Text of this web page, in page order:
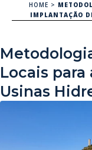
HOME >
IMPLANTAÇÃO
Locais
Usinas